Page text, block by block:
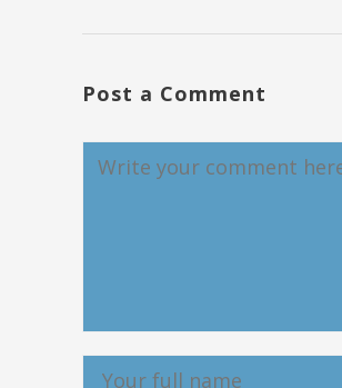
Post a Comment